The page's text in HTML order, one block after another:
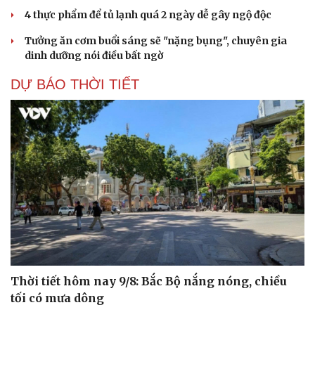
4 thực phẩm để tủ lạnh quá 2 ngày dễ gây ngộ độc
Tưởng ăn cơm buổi sáng sẽ "nặng bụng", chuyên gia
dinh dưỡng nói điều bất ngờ
DỰ BÁO THỜI TIẾT
Thời tiết hôm nay 9/8: Bắc Bộ nắng nóng, chiều
tối có mưa dông